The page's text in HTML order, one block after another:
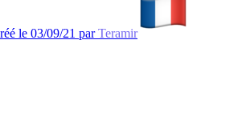
le 03/09/21 par Teramir